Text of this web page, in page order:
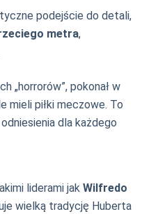
podejście do detali,
metra,
„horrorów”, pokonał w
mieli piłki meczowe. To
dla każdego
liderami jak Wilfredo
wielką tradycję Huberta